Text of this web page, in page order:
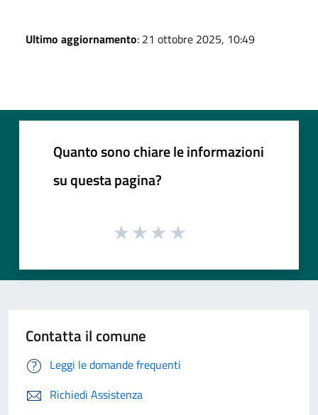
Ultimo aggiornamento: 21 ottobre 2025, 10:49
Quanto sono chiare le informazioni
su questa pagina?
Contatta il comune
Leggi le domande frequenti
Richiedi Assistenza